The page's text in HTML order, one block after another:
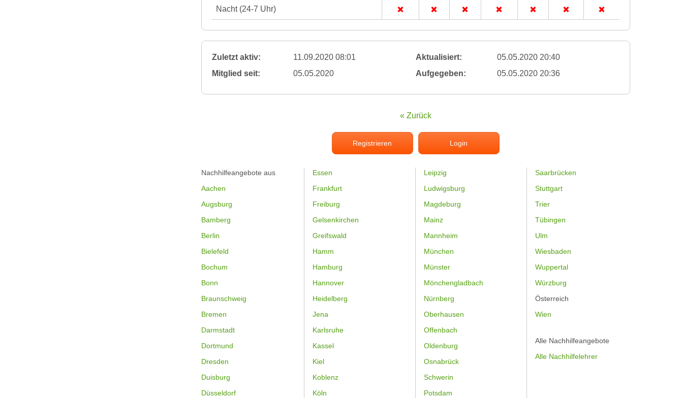
Nacht (24-7 Uhr)
Zuletzt aktiv: 11.09.2020 08:01 Aktualisiert:
05.05.2020 20:40
Mitglied seit:
05.05.2020 Aufgegeben: 05.05.2020 20:36
« Zurück
Registrieren Login
Nachhilfeangebote aus
Aachen
Augsburg
Bamberg
Berlin
Bielefeld
Bochum
Bonn
Braunschweig
Bremen
Darmstadt
Dortmund
Dresden
Duisburg
Düsseldorf
Essen
Frankfurt
Freiburg
Gelsenkirchen
Greifswald
Hamm
Hamburg
Hannover
Heidelberg
Jena
Karlsruhe
Kassel
Kiel
Koblenz
Köln
Leipzig
Ludwigsburg
Magdeburg
Mainz
Mannheim
München
Münster
Mönchengladbach
Nürnberg
Oberhausen
Offenbach
Oldenburg
Osnabrück
Schwerin
Potsdam
Saarbrücken
Stuttgart
Trier
Tübingen
Ulm
Wiesbaden
Wuppertal
Würzburg
Österreich
Wien
Alle Nachhilfeangebote
Alle Nachhilfelehrer